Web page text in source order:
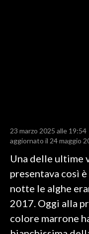
BASKET
TENNIS
CULTURA
23 marzo 2025 alle 19:54
aggiornato il 24 maggio
Una delle ultime
presentava così
notte le alghe
2017. Oggi alla
colore marrone